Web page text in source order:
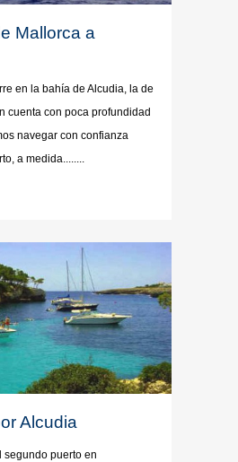
Mallorca a
en la bahía de Alcudia, la de
cuenta con poca profundidad
navegar con confianza
a medida........
Alcudia
segundo puerto en